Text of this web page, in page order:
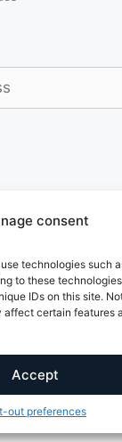
consent
technologies such
to these
IDs on this site.
certain features
Accept
out preferences
& MANAGEMENT.